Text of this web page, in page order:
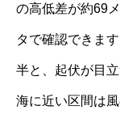
の高低差が約69
タで確認できま
半と、起伏が目
海に近い区間は